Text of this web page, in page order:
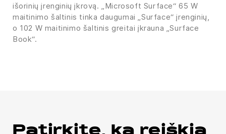
išorinių įrenginių įkrovą. „Microsoft Surface“ 65 W
maitinimo šaltinis tinka daugumai „Surface“ įrenginių,
o 102 W maitinimo šaltinis greitai įkrauna „Surface
Book“.